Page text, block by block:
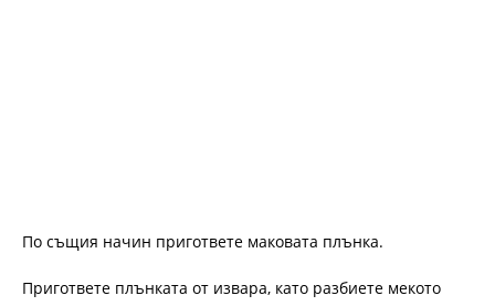
По същия начин пригответе маковата плънка.
Пригответе плънката от извара, като разбиете мекото